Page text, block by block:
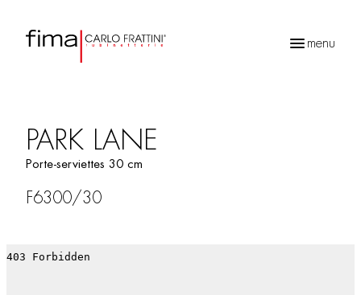
menu
PARK LANE
Porte-serviettes 30 cm
F6300/30